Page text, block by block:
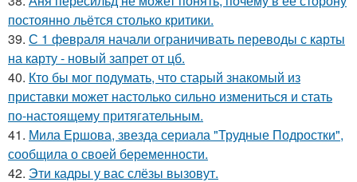
постоянно льётся столько критики.
39. С 1 февраля начали ограничивать переводы с карты
на карту - новый запрет от цб.
40. Кто бы мог подумать, что старый знакомый из
приставки может настолько сильно измениться и стать
по-настоящему притягательным.
41. Мила Ершова, звезда сериала "Трудные Подростки",
сообщила о своей беременности.
42. Эти кадры у вас слёзы вызовут.